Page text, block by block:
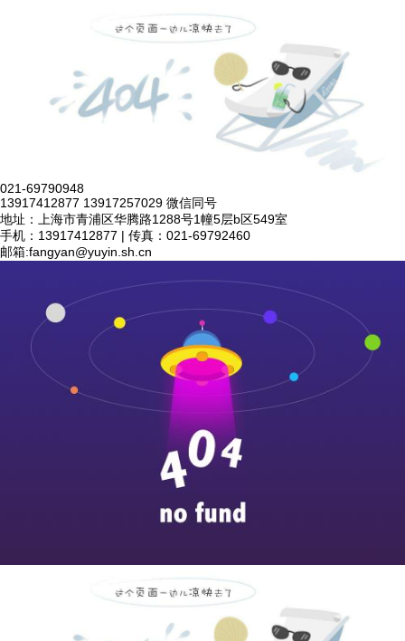
021-69790948
13917412877 13917257029 微信同号
地址：上海市青浦区华腾路1288号1幢5层b区549室
手机：13917412877 | 传真：021-69792460
邮箱:fangyan@yuyin.sh.cn